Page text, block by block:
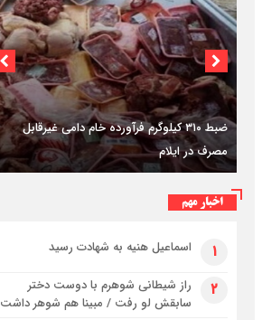
ضبط ۳۱۰ کیلوگرم فرآورده خام دامی غیرقابل
مصرف در ایلام
اخبار مهم
۱ اسماعیل هنیه به شهادت رسید
۲
راز شیطانی شوهرم با دوست دختر
سابقش لو رفت / مبینا هم شوهر داشت